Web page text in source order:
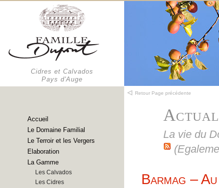
Cidres et Calvados
Pays d'Auge
Accueil
Le Domaine Familial
Le Terroir et les Vergers
Elaboration
La Gamme
Les Calvados
Les Cidres
La vie du
Barmag –
Retour Page précédente